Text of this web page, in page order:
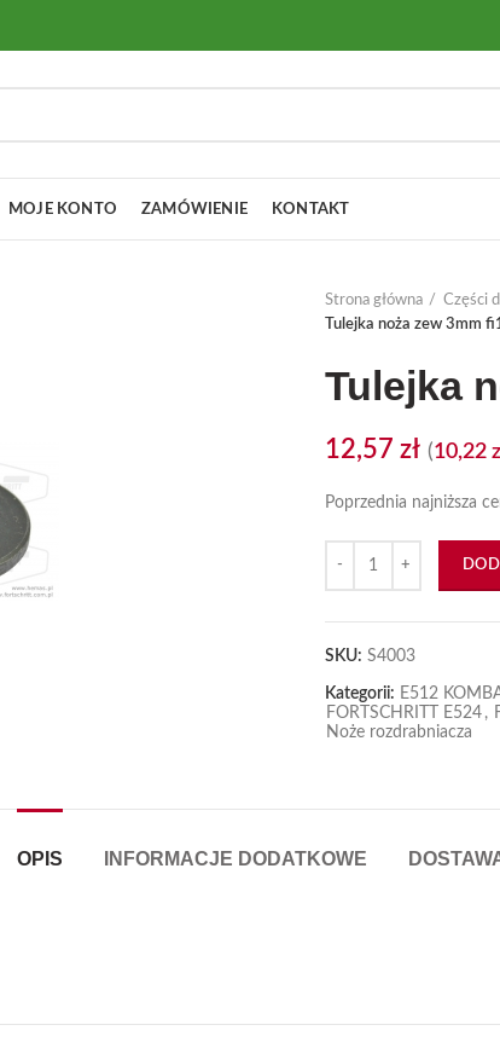
MOJE KONTO ZAMÓWIENIE KONTAKT
Strona główna Części
Tulejka noża zew 3mm
Tulejka
12,57 zł (10,22
Poprzednia najniższa
SKU: S4003
Kategorii: E512
FORTSCHRITT E524 ,
Noże rozdrabniacza
OPIS INFORMACJE DODATKOWE